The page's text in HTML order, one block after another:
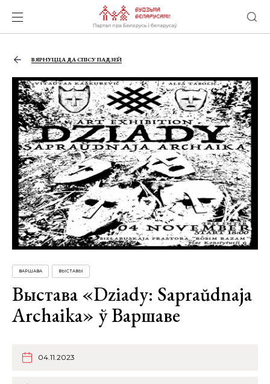
ВЯРНУЦЦА ДА СПІСУ ПАДЗЕЙ
ВАРШАВА ВЫСТАВЫ
Выстава «Dziady: Sapraŭdnaja
Archaika» ў Варшаве
04.11.2023